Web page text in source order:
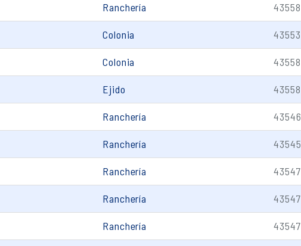
Ranchería 43558
Colonia 43553
Colonia 43558
Ejido 43558
Ranchería 43546
Ranchería 43545
Ranchería 43547
Ranchería 43547
Ranchería 43547